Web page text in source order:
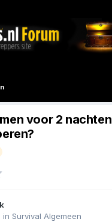
voor 2 nachten
in Survival Algemeen